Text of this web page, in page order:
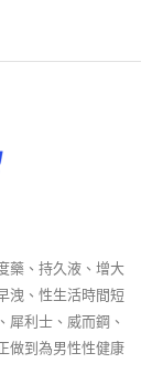
藥、持久液、增大
、性生活時間短
犀利士、威而鋼、
到為男性性健康